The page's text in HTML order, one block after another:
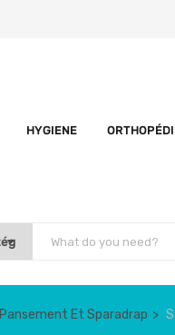
HYGIENE
Pansement Et Sparadrap